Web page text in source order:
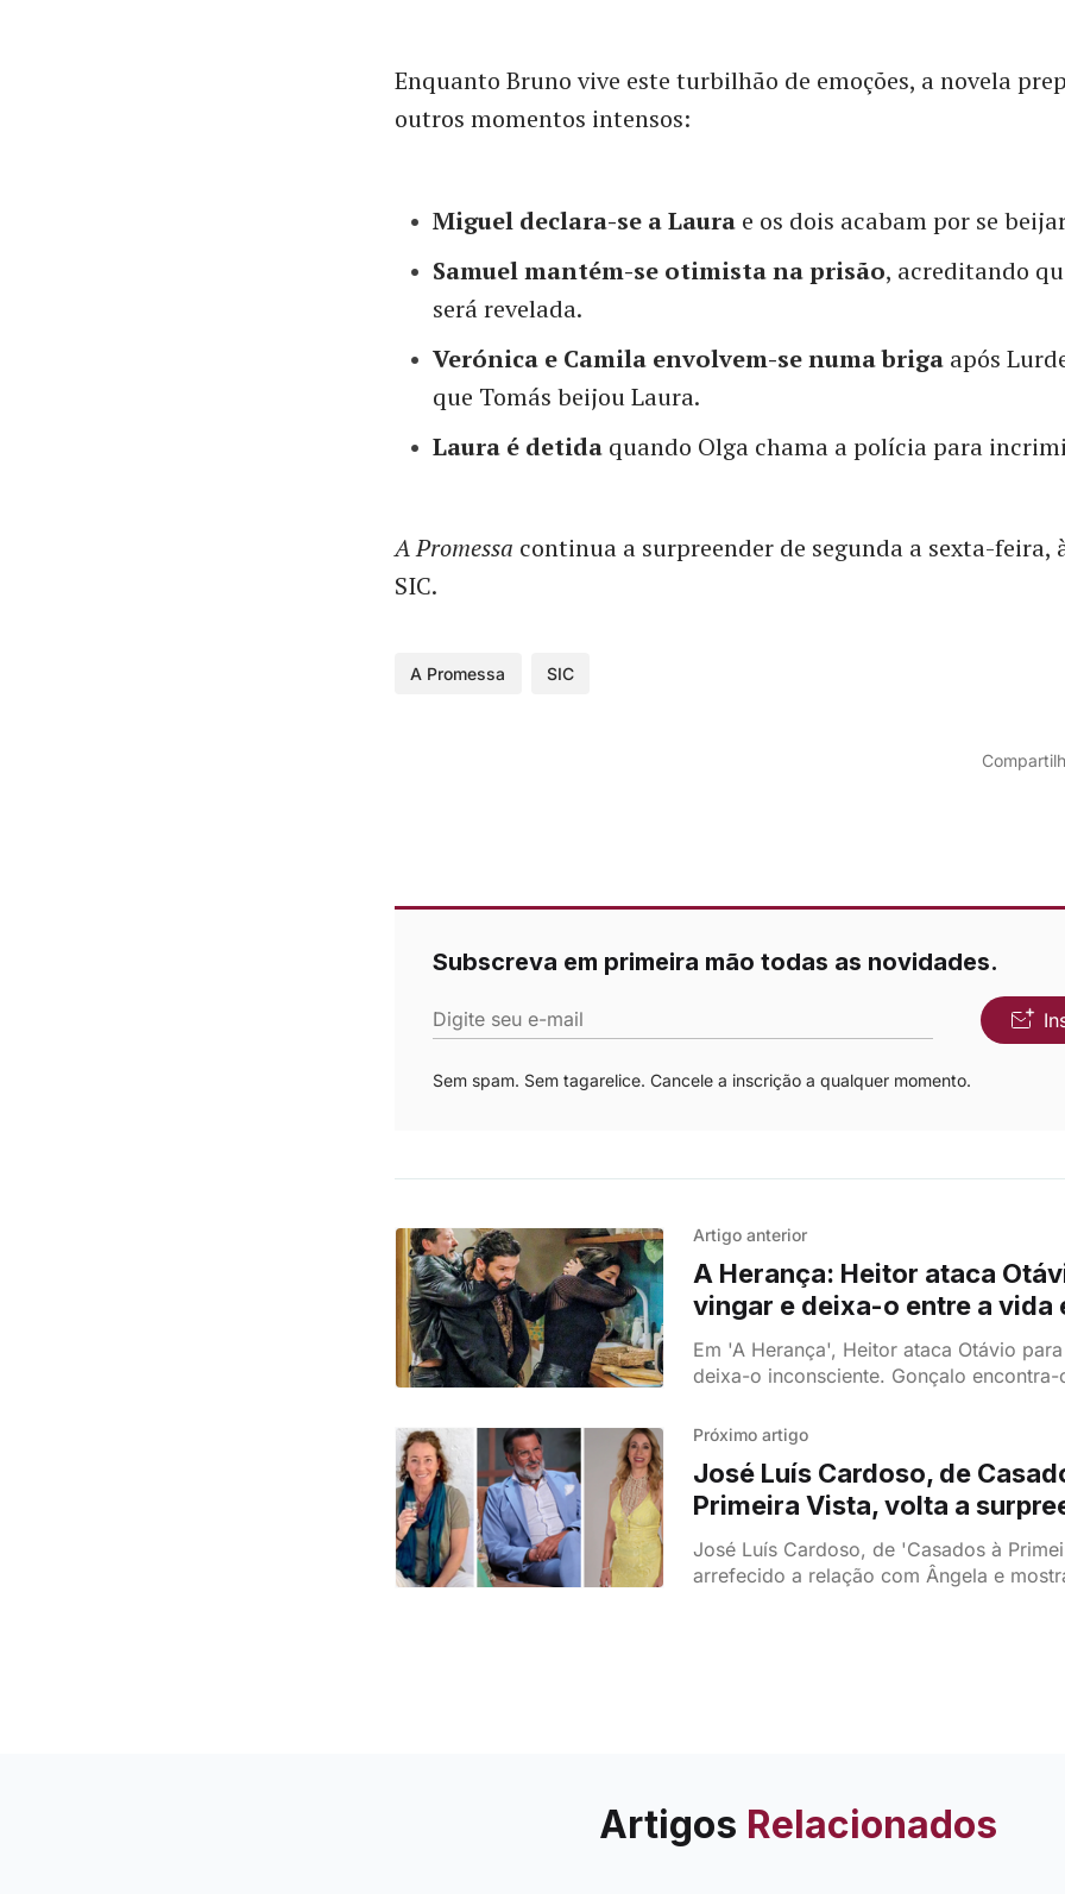
Enquanto Bruno vive este turbilhão de emoções, a novela
outros momentos intensos:
Miguel declara-se a Laura e os dois acabam por se
Samuel mantém-se otimista na prisão, acreditando
será revelada.
Verónica e Camila envolvem-se numa briga após
que Tomás beijou Laura.
Laura é detida quando Olga chama a polícia para
A Promessa continua a surpreender de segunda a sexta-feira,
SIC.
A Promessa SIC
Subscreva em primeira mão todas as novidades.
Digite seu e-mail
Sem spam. Sem tagarelice. Cancele a inscrição a qualquer momento.
Artigo anterior
A Herança: Heitor ataca
vingar e deixa-o entre a vida
Em 'A Herança', Heitor ataca Otávio
deixa-o inconsciente. Gonçalo encontra-
Próximo artigo
José Luís Cardoso, de
Primeira Vista, volta a
relação com Ângela terá
José Luís Cardoso, de 'Casados à
arrefecido a relação com Ângela e
Artigos Relacionados